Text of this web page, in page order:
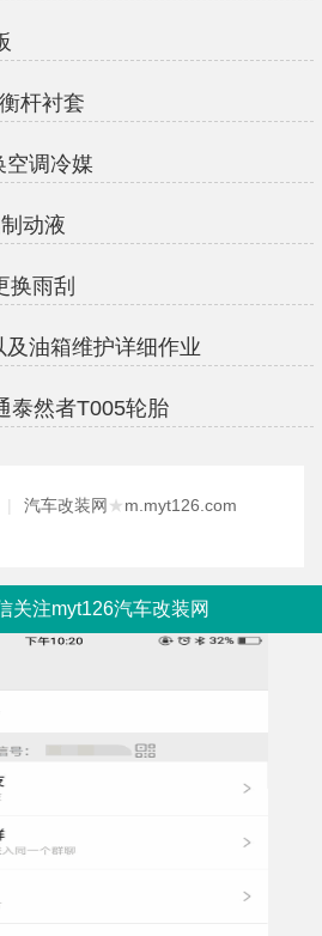
杆衬套
空调冷媒
动液
换雨刮
油箱维护详细作业
泰然者T005轮胎
| 汽车改装网 ★m.myt126.com
关注myt126汽车改装网